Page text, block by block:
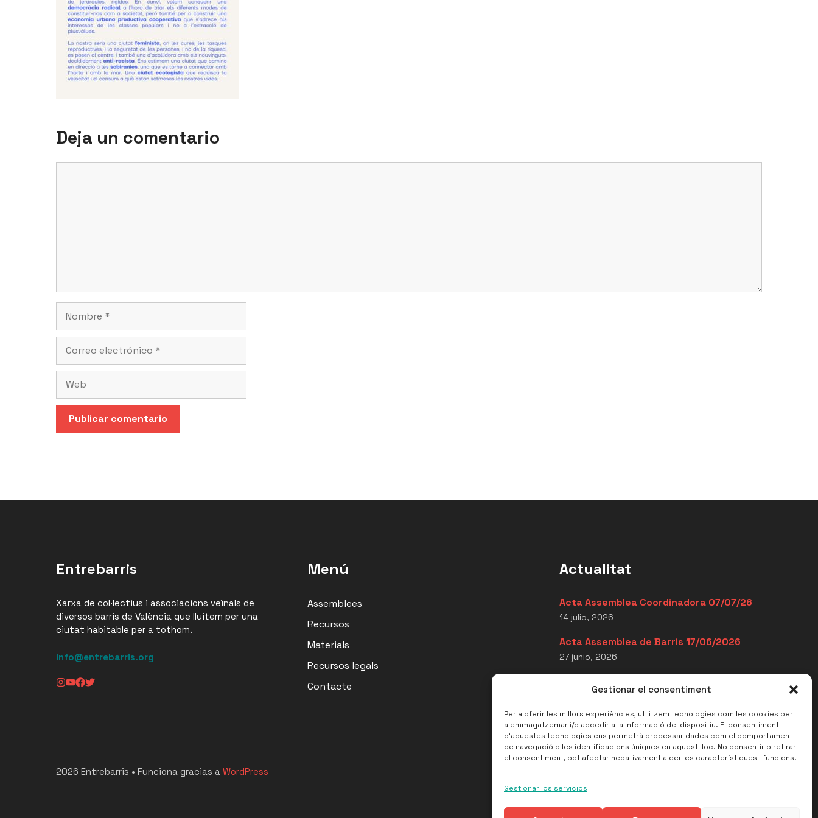
Gestionar el consentiment
Per a oferir les millors experiències, utilitzem tecnologies com les cookies per
a emmagatzemar i/o accedir a la informació del dispositiu. El consentiment
d'aquestes tecnologies ens permetrà processar dades com el comportament
de navegació o les identificacions úniques en aquest lloc. No consentir o retirar
el consentiment, pot afectar negativament a certes característiques i funcions.
Gestionar los servicios
Deja un comentario
electrónico
Entrebarris
Xarxa de col·lectius i associacions veïnals de
diversos barris de València que lluitem per una
ciutat habitable per a tothom.
info@entrebarris.org
Menú
Assemblees
Recursos
Materials
Recursos legals
Contacte
Actualitat
Acta Assemblea Coordinadora 07/07/26
14 julio, 2026
Acta Assemblea de Barris 17/06/2026
27 junio, 2026
16/06/2026
2026 Entrebarris • Funciona gracias a WordPress